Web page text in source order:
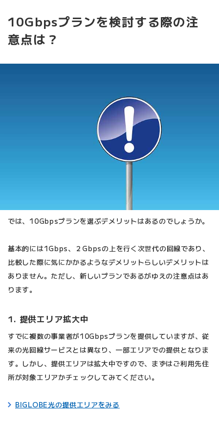
10Gbpsプランを検討する際の注
意点は？
では、10Gbpsプランを選ぶデメリットはあるのでしょうか。
基本的には1Gbps、２Gbpsの上を行く次世代の回線であり、
比較した際に気にかかるようなデメリットらしいデメリットは
ありません。ただし、新しいプランであるがゆえの注意点はあ
ります。
1. 提供エリア拡大中
すでに複数の事業者が10Gbpsプランを提供していますが、従
来の光回線サービスとは異なり、一部エリアでの提供となりま
す。しかし、提供エリアは拡大中ですので、まずはご利用先住
所が対象エリアかチェックしてみてください。
BIGLOBE光の提供エリアをみる